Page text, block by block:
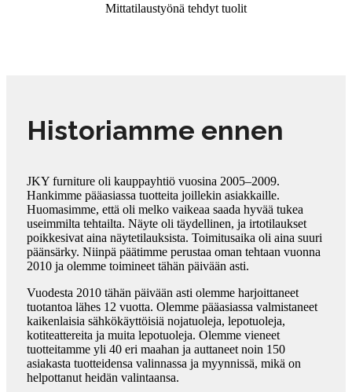
Mittatilaustyönä tehdyt tuolit
Historiamme ennen
JKY furniture oli kauppayhtiö vuosina 2005–2009.
Hankimme pääasiassa tuotteita joillekin asiakkaille.
Huomasimme, että oli melko vaikeaa saada hyvää tukea
useimmilta tehtailta. Näyte oli täydellinen, ja irtotilaukset
poikkesivat aina näytetilauksista. Toimitusaika oli aina suuri
päänsärky. Niinpä päätimme perustaa oman tehtaan vuonna
2010 ja olemme toimineet tähän päivään asti.
Vuodesta 2010 tähän päivään asti olemme harjoittaneet
tuotantoa lähes 12 vuotta. Olemme pääasiassa valmistaneet
kaikenlaisia ​​sähkökäyttöisiä nojatuoleja, lepotuoleja,
kotiteattereita ja muita lepotuoleja. Olemme vieneet
tuotteitamme yli 40 eri maahan ja auttaneet noin 150
asiakasta tuotteidensa valinnassa ja myynnissä, mikä on
helpottanut heidän valintaansa.